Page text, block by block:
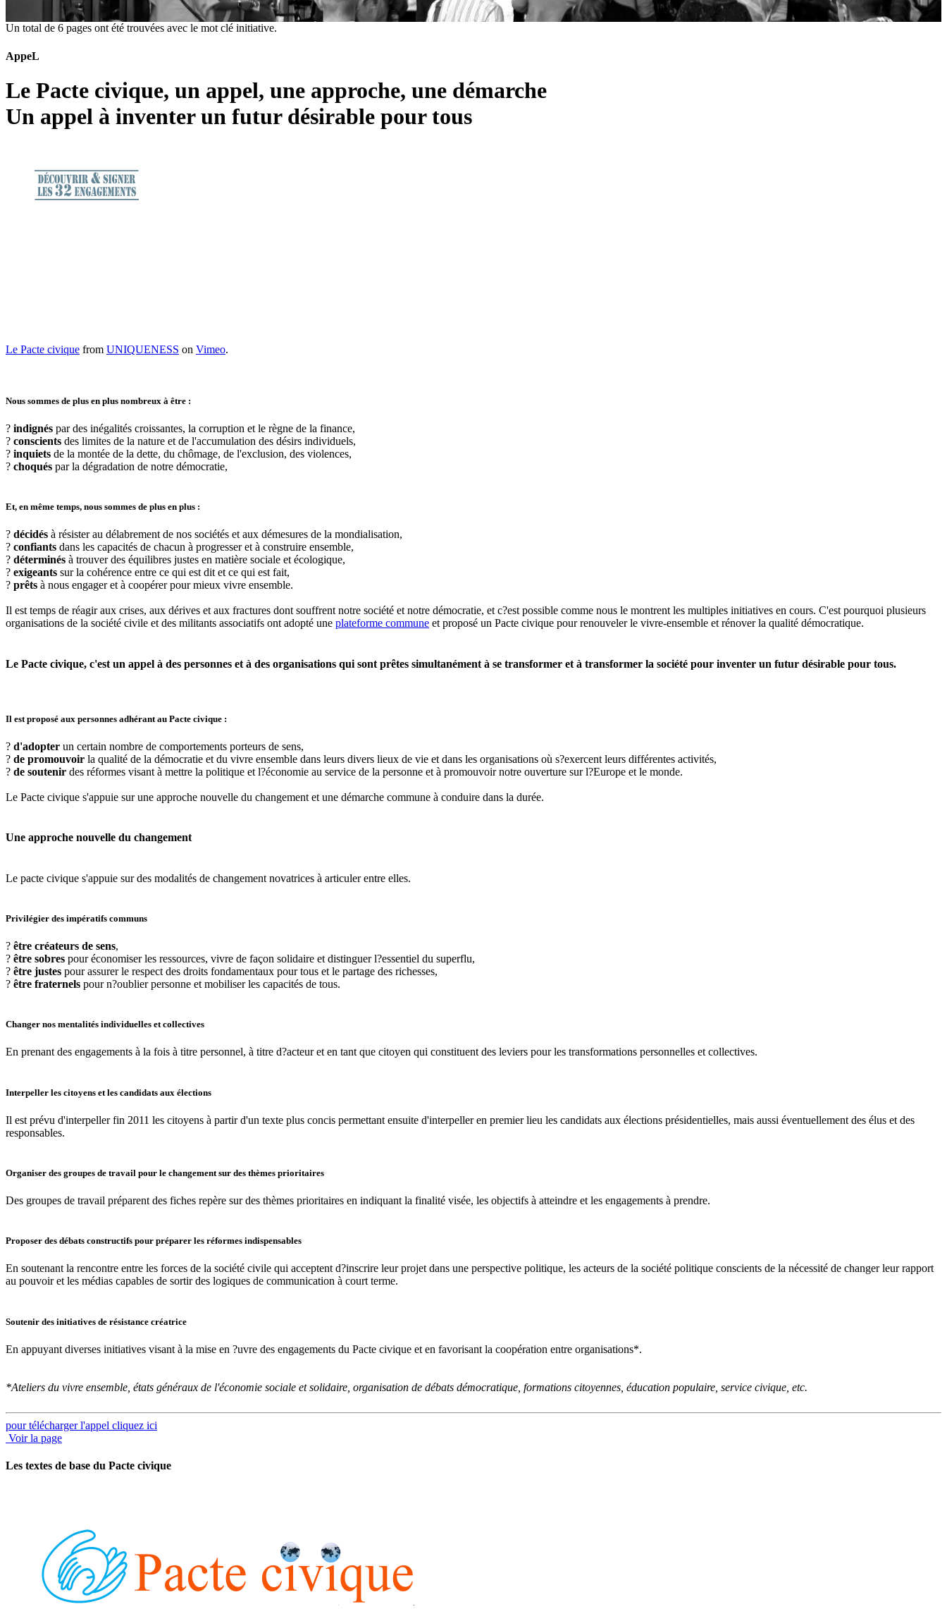
Un total de 6 pages ont été trouvées avec le mot clé initiative.
AppeL
Le Pacte civique, un appel, une approche, une démarche
Un appel à inventer un futur désirable pour tous
Le Pacte civique from UNIQUENESS on Vimeo.
Nous sommes de plus en plus nombreux à être :
? indignés par des inégalités croissantes, la corruption et le règne de la finance,
? conscients des limites de la nature et de l'accumulation des désirs individuels,
? inquiets de la montée de la dette, du chômage, de l'exclusion, des violences,
? choqués par la dégradation de notre démocratie,
Et, en même temps, nous sommes de plus en plus :
? décidés à résister au délabrement de nos sociétés et aux démesures de la mondialisation,
? confiants dans les capacités de chacun à progresser et à construire ensemble,
? déterminés à trouver des équilibres justes en matière sociale et écologique,
? exigeants sur la cohérence entre ce qui est dit et ce qui est fait,
? prêts à nous engager et à coopérer pour mieux vivre ensemble.
Il est temps de réagir aux crises, aux dérives et aux fractures dont souffrent notre société et notre démocratie, et c?est possible comme nous le montrent les multiples initiatives en cours. C'est pourquoi plusieurs
organisations de la société civile et des militants associatifs ont adopté une plateforme commune et proposé un Pacte civique pour renouveler le vivre-ensemble et rénover la qualité démocratique.
Le Pacte civique, c'est un appel à des personnes et à des organisations qui sont prêtes simultanément à se transformer et à transformer la société pour inventer un futur désirable pour tous.
Il est proposé aux personnes adhérant au Pacte civique :
? d'adopter un certain nombre de comportements porteurs de sens,
? de promouvoir la qualité de la démocratie et du vivre ensemble dans leurs divers lieux de vie et dans les organisations où s?exercent leurs différentes activités,
? de soutenir des réformes visant à mettre la politique et l?économie au service de la personne et à promouvoir notre ouverture sur l?Europe et le monde.
Le Pacte civique s'appuie sur une approche nouvelle du changement et une démarche commune à conduire dans la durée.
Une approche nouvelle du changement
Le pacte civique s'appuie sur des modalités de changement novatrices à articuler entre elles.
Privilégier des impératifs communs
? être créateurs de sens,
? être sobres pour économiser les ressources, vivre de façon solidaire et distinguer l?essentiel du superflu,
? être justes pour assurer le respect des droits fondamentaux pour tous et le partage des richesses,
? être fraternels pour n?oublier personne et mobiliser les capacités de tous.
Changer nos mentalités individuelles et collectives
En prenant des engagements à la fois à titre personnel, à titre d?acteur et en tant que citoyen qui constituent des leviers pour les transformations personnelles et collectives.
Interpeller les citoyens et les candidats aux élections
Il est prévu d'interpeller fin 2011 les citoyens à partir d'un texte plus concis permettant ensuite d'interpeller en premier lieu les candidats aux élections présidentielles, mais aussi éventuellement des élus et des
responsables.
Organiser des groupes de travail pour le changement sur des thèmes prioritaires
Des groupes de travail préparent des fiches repère sur des thèmes prioritaires en indiquant la finalité visée, les objectifs à atteindre et les engagements à prendre.
Proposer des débats constructifs pour préparer les réformes indispensables
En soutenant la rencontre entre les forces de la société civile qui acceptent d?inscrire leur projet dans une perspective politique, les acteurs de la société politique conscients de la nécessité de changer leur rapport
au pouvoir et les médias capables de sortir des logiques de communication à court terme.
Soutenir des initiatives de résistance créatrice
En appuyant diverses initiatives visant à la mise en ?uvre des engagements du Pacte civique et en favorisant la coopération entre organisations*.
*Ateliers du vivre ensemble, états généraux de l'économie sociale et solidaire, organisation de débats démocratique, formations citoyennes, éducation populaire, service civique, etc.
pour télécharger l'appel cliquez ici
Voir la page
Les textes de base du Pacte civique